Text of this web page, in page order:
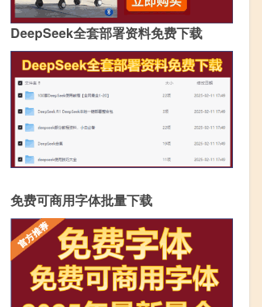
DeepSeek全套部署资料免费下载
免费可商用字体批量下载